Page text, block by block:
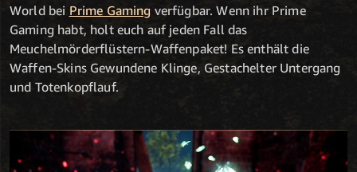
World bei Prime Gaming verfügbar. Wenn ihr Prime
Gaming habt, holt euch auf jeden Fall das
Meuchelmörderflüstern-Waffenpaket! Es enthält die
Waffen-Skins Gewundene Klinge, Gestachelter Untergang
und Totenkopflauf.